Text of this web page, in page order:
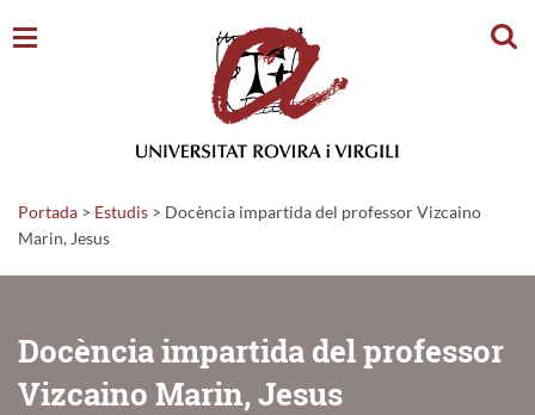
Portada > Estudis > Docència impartida del professor Vizcaino
Marin, Jesus
Docència impartida del professor
Vizcaino Marin, Jesus